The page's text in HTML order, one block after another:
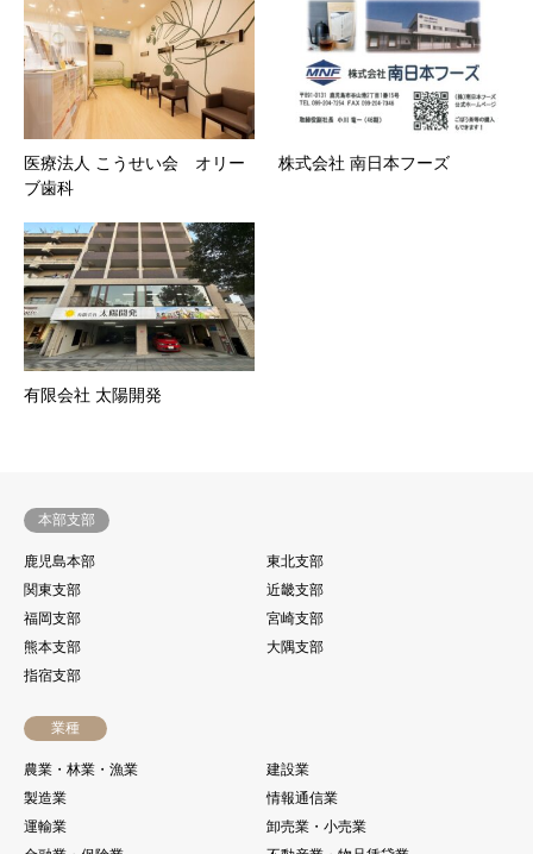
医療法人 こうせい会 オリー
ブ歯科
株式会社 南日本フーズ
有限会社 太陽開発
本部支部
鹿児島本部
東北支部
関東支部
近畿支部
福岡支部
宮崎支部
熊本支部
大隅支部
指宿支部
業種
農業・林業・漁業
建設業
製造業
情報通信業
運輸業
卸売業・小売業